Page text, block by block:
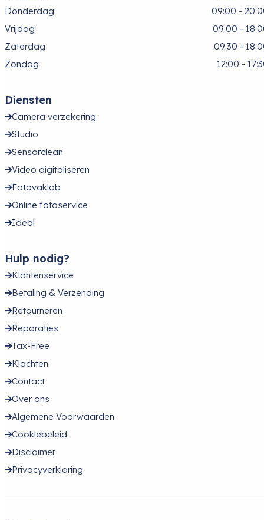
Donderdag
09:00 -
Vrijdag
09:00 -
Zaterdag
09:30 -
Zondag
12:00 -
Diensten
Camera verzekering
Studio
Sensorclean
Video digitaliseren
Fotovaklab
Online fotoservice
Ideal
Hulp nodig?
Klantenservice
Betaling & Verzending
Retourneren
Reparaties
Tax-Free
Klachten
Contact
Over ons
Algemene Voorwaarden
Cookiebeleid
Disclaimer
Privacyverklaring